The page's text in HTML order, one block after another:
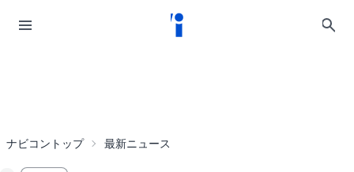
ナビコントップ 最新ニュース